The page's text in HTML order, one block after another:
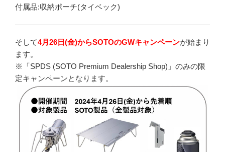
付属品:収納ポーチ(タイベック)
そして4月26日(金)からSOTOのGWキャンペーンが始まり
ます。
※「SPDS (SOTO Premium Dealership Shop)」のみの限
定キャンペーンとなります。